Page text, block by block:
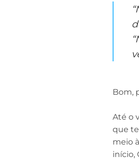
Bom,
Até o
que
meio
início,